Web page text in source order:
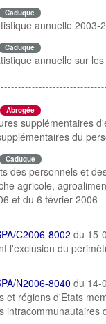
Caduque
annuelle
Caduque
annuelle sur
Abrogée
supplémentaires
du
Caduque
des personnels et
agricole,
et du 6 février 2006
C2006-8002 du 15-
l'exclusion du
N2006-8040 du 14-
et régions d'Etats